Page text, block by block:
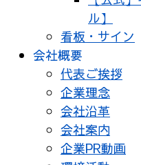
ル】
看板・サイン
会社概要
代表ご挨拶
企業理念
会社沿革
会社案内
企業PR動画